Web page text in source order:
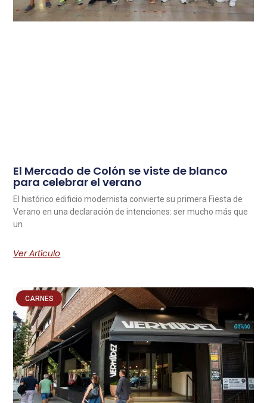
El Mercado de Colón se viste de blanco
para celebrar el verano
El histórico edificio modernista convierte su primera Fiesta de
Verano en una declaración de intenciones: ser mucho más que
un
Ver Artículo
CARNES